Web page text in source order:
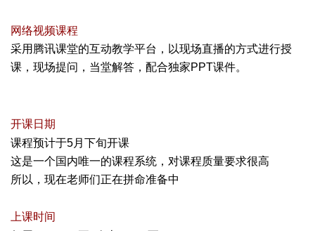
网络视频课程
采用腾讯课堂的互动教学平台，以现场直播的方式进行授
课，现场提问，当堂解答，配合独家PPT课件。
开课日期
课程预计于5月下旬开课
这是一个国内唯一的课程系统，对课程质量要求很高
所以，现在老师们正在拼命准备中
上课时间